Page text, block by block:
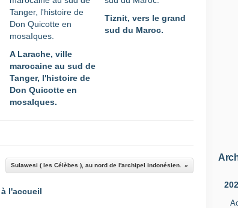
A Larache, ville
marocaine au sud de
Tanger, l'histoire de
Don Quicotte en
mosaIques.
Tiznit, vers le grand
sud du Maroc.
Sulawesi ( les Célèbes ), au nord de l'archipel indonésien.
l'accueil